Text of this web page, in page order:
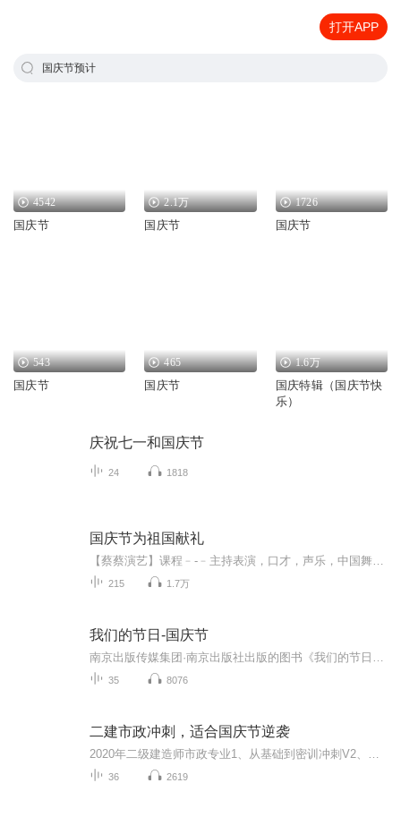
打开APP
国庆节预计
4542
国庆节
2.1万
国庆节
1726
国庆节
543
国庆节
465
国庆节
1.6万
国庆特辑（国庆节快
乐）
庆祝七一和国庆节
24 1818
国庆节为祖国献礼
215 1.7万
我们的节日-国庆节
35 8076
二建市政冲刺，适合国庆节逆袭
36 2619